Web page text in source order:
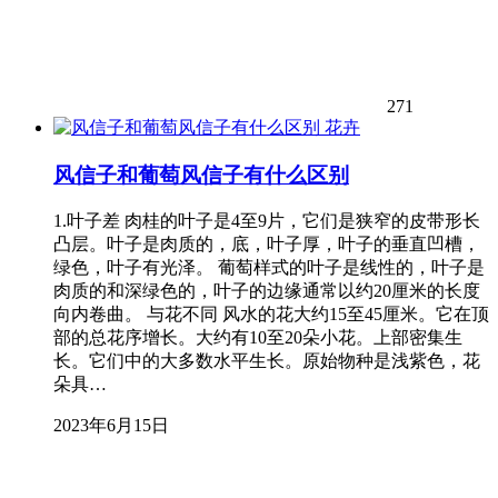
271
花卉
风信子和葡萄风信子有什么区别
1.叶子差 肉桂的叶子是4至9片，它们是狭窄的皮带形长
凸层。叶子是肉质的，底，叶子厚，叶子的垂直凹槽，
绿色，叶子有光泽。 葡萄样式的叶子是线性的，叶子是
肉质的和深绿色的，叶子的边缘通常以约20厘米的长度
向内卷曲。 与花不同 风水的花大约15至45厘米。它在顶
部的总花序增长。大约有10至20朵小花。上部密集生
长。它们中的大多数水平生长。原始物种是浅紫色，花
朵具…
2023年6月15日